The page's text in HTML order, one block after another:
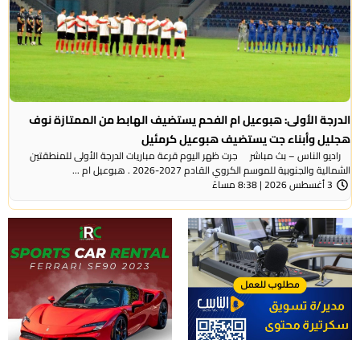
الدرجة الأولى: هبوعيل ام الفحم يستضيف الهابط من الممتازة نوف
هجليل وأبناء جت يستضيف هبوعيل كرمئيل
راديو الناس – بث مباشر جرت ظهر اليوم قرعة مباريات الدرجة الأولى للمنطقتين
الشمالية والجنوبية للموسم الكروي القادم 2027-2026 . هبوعيل ام ...
3 أغسطس 2026 | 8:38 مساءً